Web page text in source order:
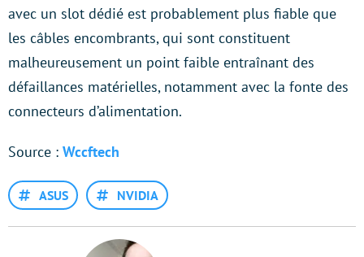
avec un slot dédié est probablement plus fiable que
les câbles encombrants, qui sont constituent
malheureusement un point faible entraînant des
défaillances matérielles, notamment avec la fonte des
connecteurs d’alimentation.
Source : Wccftech
ASUS NVIDIA